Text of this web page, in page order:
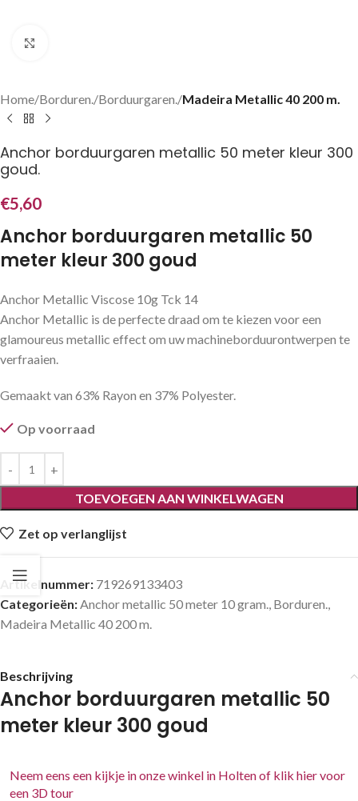
Home Borduren. Borduurgaren. Madeira Metallic 40 200 m.
Anchor borduurgaren metallic 50 meter kleur 300
goud.
€5,60
Anchor borduurgaren metallic 50
meter kleur 300 goud
Anchor Metallic Viscose 10g Tck 14
Anchor Metallic is de perfecte draad om te kiezen voor een
glamoureus metallic effect om uw machineborduurontwerpen te
verfraaien.
Gemaakt van 63% Rayon en 37% Polyester.
Op voorraad
TOEVOEGEN AAN WINKELWAGEN
Zet op verlanglijst
Artikelnummer: 719269133403
Categorieën:Anchor metallic 50 meter 10 gram., Borduren.,
Madeira Metallic 40 200 m.
Beschrijving
Anchor borduurgaren metallic 50
meter kleur 300 goud
Neem eens een kijkje in onze winkel in Holten of klik hier voor
een 3D tour